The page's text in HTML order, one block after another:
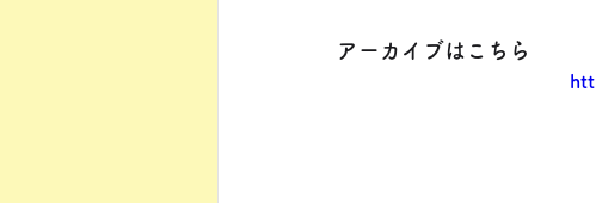
アーカイブはこちら